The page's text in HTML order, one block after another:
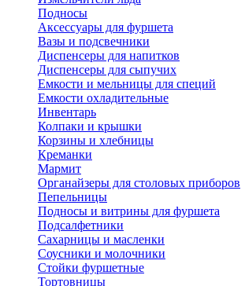
Подносы
Аксессуары для фуршета
Вазы и подсвечники
Диспенсеры для напитков
Диспенсеры для сыпучих
Емкости и мельницы для специй
Емкости охладительные
Инвентарь
Колпаки и крышки
Корзины и хлебницы
Креманки
Мармит
Органайзеры для столовых приборов
Пепельницы
Подносы и витрины для фуршета
Подсалфетники
Сахарницы и масленки
Соусники и молочники
Стойки фуршетные
Тортовницы